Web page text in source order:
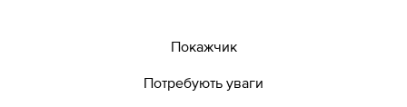
Покажчик
Потребують уваги